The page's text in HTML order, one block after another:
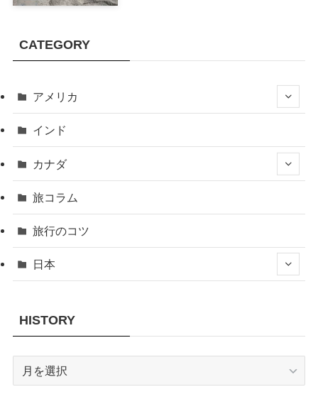
CATEGORY
アメリカ
インド
カナダ
旅コラム
旅行のコツ
日本
HISTORY
HISTORY